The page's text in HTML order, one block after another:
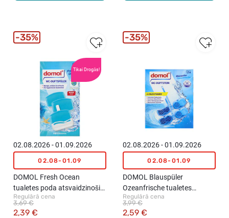
Tikai Drogās!
02.08.2026 - 01.09.2026
02.08-01.09
DOMOL Fresh Ocean
tualetes poda atsvaidzinošie
bloki, 3x55ml
Regulārā cena
2,39 €
3,69 €
35%
02.08.2026 - 01.09.2026
02.08-01.09
DOMOL Blauspüler
Ozeanfrische tualetes
atsvaidzinātājs, 2x48g
Regulārā cena
2,59 €
3,99 €
35%